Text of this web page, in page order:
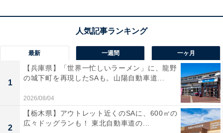
最新 一週間 一ヶ月
1
【兵庫県】「世界一忙しいラーメン」に、龍野
の城下町を再現したSAも。山陽自動車道...
2026/08/04
2
【栃木県】アウトレット近くのSAに、600㎡の
広々ドッグランも！ 東北自動車道の...